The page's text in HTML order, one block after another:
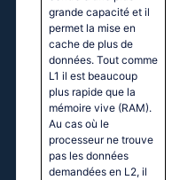
grande capacité et il
permet la mise en
cache de plus de
données. Tout comme
L1 il est beaucoup
plus rapide que la
mémoire vive (RAM).
Au cas où le
processeur ne trouve
pas les données
demandées en L2, il